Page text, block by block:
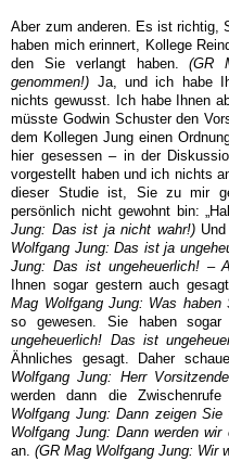
Aber zum anderen. Es ist richtig,
haben mich erinnert, Kollege
den Sie verlangt haben.(GR
genommen!) Ja, und ich habe
nichts gewusst. Ich habe Ihnen
müsste Godwin Schuster den
dem Kollegen Jung einen
hier gesessen – in der
vorgestellt haben und ich nichts
dieser Studie ist, Sie zu mir
persönlich nicht gewohnt bin:
Jung: Das ist ja nicht wahr!)Und
Wolfgang Jung: Das ist ja
Jung: Das ist ungeheuerlich! –
Ihnen sogar gestern auch
Mag Wolfgang Jung: Was haben
so gewesen. Sie haben
ungeheuerlich! Das ist
Ähnliches gesagt. Daher
Wolfgang Jung: Herr
werden dann die Zwischenrufe
Wolfgang Jung: Dann zeigen Sie
Wolfgang Jung: Dann werden wir
an.(GR Mag Wolfgang Jung: Wir